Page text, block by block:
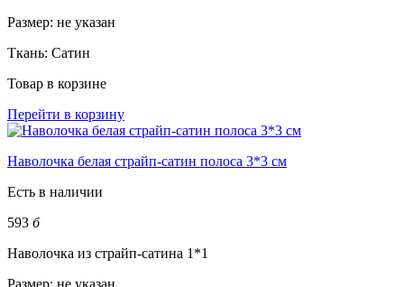
Размер: не указан
Ткань: Сатин
Товар в корзине
Перейти в корзину
Наволочка белая страйп-сатин полоса 3*3 см
Есть в наличии
593 б
Наволочка из страйп-сатина 1*1
Размер: не указан